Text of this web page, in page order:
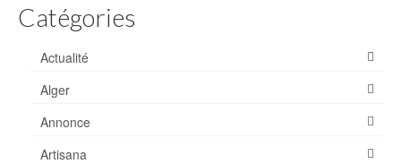
Catégories
Actualité
Alger
Annonce
Artisana